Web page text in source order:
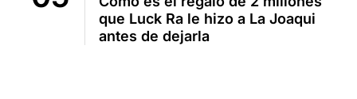
que Luck Ra le hizo a La Joaqui
antes de dejarla